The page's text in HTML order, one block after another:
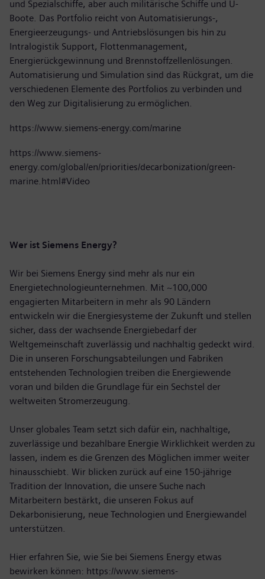
und Spezialschiffe, aber auch militärische Schiffe und U-
Boote. Das Portfolio reicht von Automatisierungs-,
Energieerzeugungs- und Antriebslösungen bis hin zu
Intralogistik Support, Flottenmanagement,
Energierückgewinnung und Brennstoffzellenlösungen.
Automatisierung und Simulation sind das Rückgrat, um die
verschiedenen Elemente des Portfolios zu verbinden und
den Weg zur Digitalisierung zu ermöglichen.
https://www.siemens-energy.com/marine
https://www.siemens-
energy.com/global/en/priorities/decarbonization/green-
marine.html#Video
Wer ist Siemens Energy?
Wir bei Siemens Energy sind mehr als nur ein
Energietechnologieunternehmen. Mit ~100,000
engagierten Mitarbeitern in mehr als 90 Ländern
entwickeln wir die Energiesysteme der Zukunft und stellen
sicher, dass der wachsende Energiebedarf der
Weltgemeinschaft zuverlässig und nachhaltig gedeckt wird.
Die in unseren Forschungsabteilungen und Fabriken
entstehenden Technologien treiben die Energiewende
voran und bilden die Grundlage für ein Sechstel der
weltweiten Stromerzeugung.
Unser globales Team setzt sich dafür ein, nachhaltige,
zuverlässige und bezahlbare Energie Wirklichkeit werden zu
lassen, indem es die Grenzen des Möglichen immer weiter
hinausschiebt. Wir blicken zurück auf eine 150-jährige
Tradition der Innovation, die unsere Suche nach
Mitarbeitern bestärkt, die unseren Fokus auf
Dekarbonisierung, neue Technologien und Energiewandel
unterstützen.
Hier erfahren Sie, wie Sie bei Siemens Energy etwas
bewirken können: https://www.siemens-